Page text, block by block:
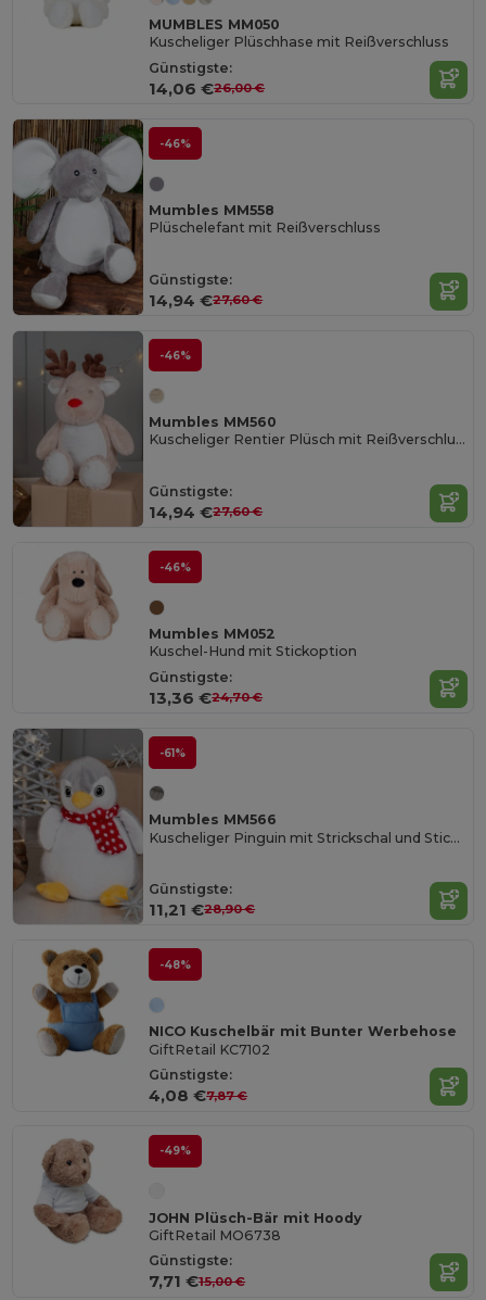
MUMBLES MM050
Kuscheliger Plüschhase mit Reißverschluss
Günstigste:
14,06 €26,00 €
-46%
Mumbles MM558
Plüschelefant mit Reißverschluss
Günstigste:
14,94 €27,60 €
-46%
Mumbles MM560
Kuscheliger Rentier Plüsch mit Reißverschluss
Günstigste:
14,94 €27,60 €
-46%
Mumbles MM052
Kuschel-Hund mit Stickoption
Günstigste:
13,36 €24,70 €
-61%
Mumbles MM566
Kuscheliger Pinguin mit Strickschal und Stickfläche
Günstigste:
11,21 €28,90 €
-48%
NICO Kuschelbär mit Bunter Werbehose
GiftRetail KC7102
Günstigste:
4,08 €7,87 €
-49%
JOHN Plüsch-Bär mit Hoody
GiftRetail MO6738
Günstigste:
7,71 €15,00 €